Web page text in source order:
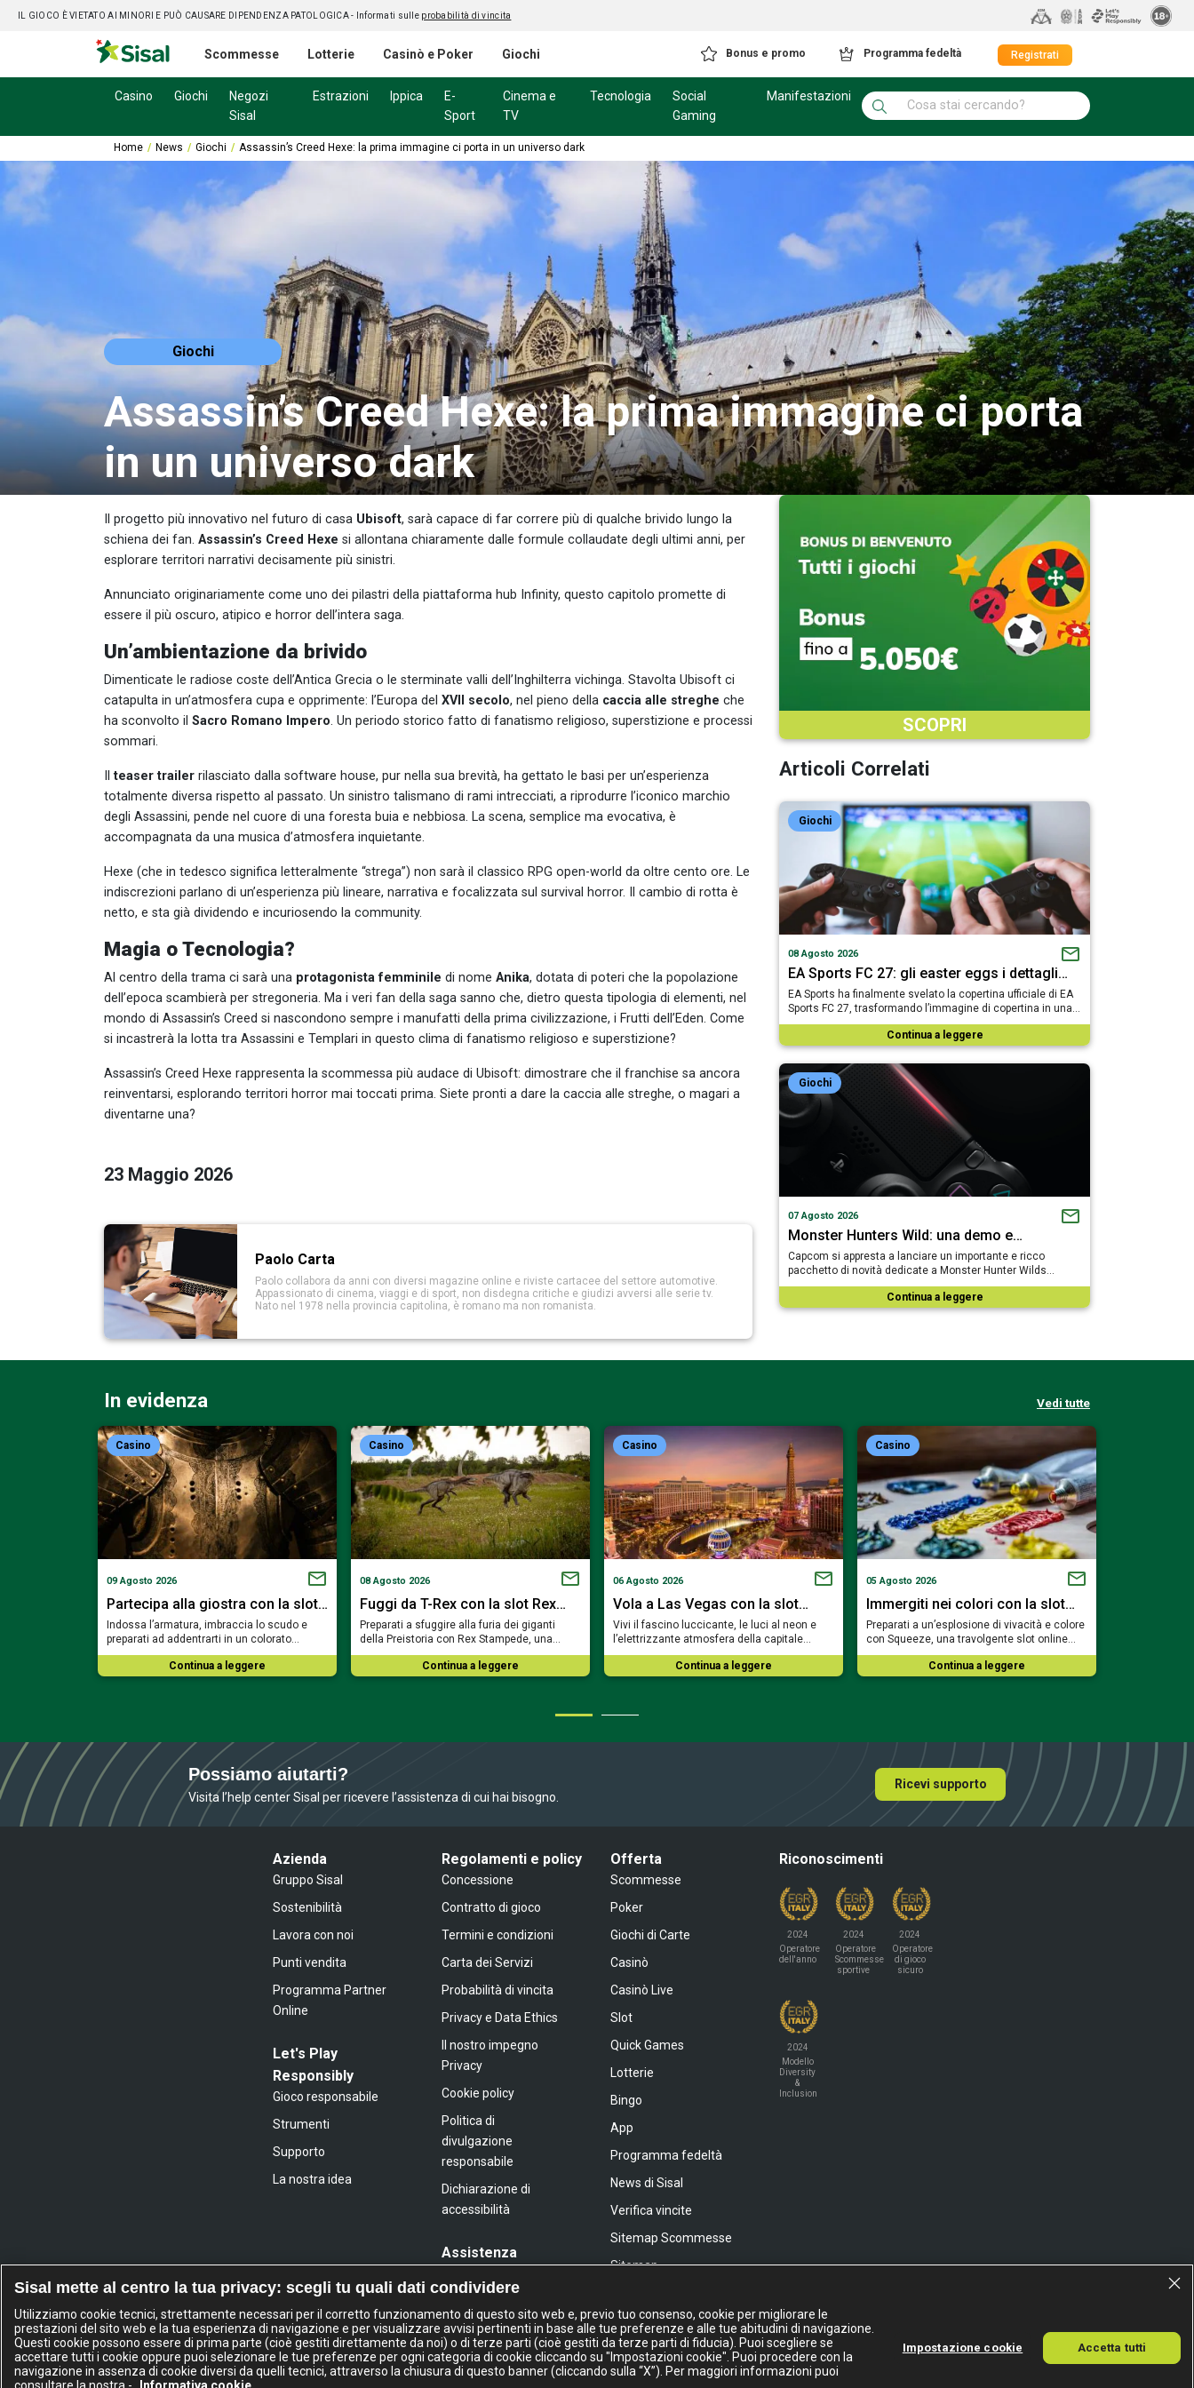
IL GIOCO È VIETATO AI MINORI E PUÒ CAUSARE DIPENDENZA PATOLOGICA - Informati sulle probabilità di vincita
Scommesse Lotterie Casinò e Poker Giochi Bonus e promo Programma fedeltà Registrati
Casino Giochi
Negozi
Sisal
Estrazioni Ippica
E-
Sport
Cinema e
TV
Tecnologia
Social
Gaming
Manifestazioni
Home News Giochi Assassin’s Creed Hexe: la prima immagine ci porta in un universo dark
Giochi
Assassin’s Creed Hexe: la prima immagine ci porta
in un universo dark
Il progetto più innovativo nel futuro di casa Ubisoft, sarà capace di far correre più di qualche brivido lungo la
schiena dei fan. Assassin’s Creed Hexe si allontana chiaramente dalle formule collaudate degli ultimi anni, per
esplorare territori narrativi decisamente più sinistri.
Annunciato originariamente come uno dei pilastri della piattaforma hub Infinity, questo capitolo promette di
essere il più oscuro, atipico e horror dell’intera saga.
Un’ambientazione da brivido
Dimenticate le radiose coste dell’Antica Grecia o le sterminate valli dell’Inghilterra vichinga. Stavolta Ubisoft ci
catapulta in un’atmosfera cupa e opprimente: l’Europa del XVII secolo, nel pieno della caccia alle streghe che
ha sconvolto il Sacro Romano Impero. Un periodo storico fatto di fanatismo religioso, superstizione e processi
sommari.
Ilteaser trailer rilasciato dalla software house, pur nella sua brevità, ha gettato le basi per un’esperienza
totalmente diversa rispetto al passato. Un sinistro talismano di rami intrecciati, a riprodurre l’iconico marchio
degli Assassini, pende nel cuore di una foresta buia e nebbiosa. La scena, semplice ma evocativa, è
accompagnata da una musica d’atmosfera inquietante.
Hexe (che in tedesco significa letteralmente “strega”) non sarà il classico RPG open-world da oltre cento ore. Le
indiscrezioni parlano di un’esperienza più lineare, narrativa e focalizzata sul survival horror. Il cambio di rotta è
netto, e sta già dividendo e incuriosendo la community.
Magia o Tecnologia?
Al centro della trama ci sarà una protagonista femminile di nome Anika, dotata di poteri che la popolazione
dell’epoca scambierà per stregoneria. Ma i veri fan della saga sanno che, dietro questa tipologia di elementi, nel
mondo di Assassin’s Creed si nascondono sempre i manufatti della prima civilizzazione, i Frutti dell’Eden. Come
si incastrerà la lotta tra Assassini e Templari in questo clima di fanatismo religioso e superstizione?
Assassin’s Creed Hexe rappresenta la scommessa più audace di Ubisoft: dimostrare che il franchise sa ancora
reinventarsi, esplorando territori horror mai toccati prima. Siete pronti a dare la caccia alle streghe, o magari a
diventarne una?
23 Maggio 2026
Paolo Carta
Paolo collabora da anni con diversi magazine online e riviste cartacee del settore automotive.
Appassionato di cinema, viaggi e di sport, non disdegna critiche e giudizi avversi alle serie tv.
Nato nel 1978 nella provincia capitolina, è romano ma non romanista.
SCOPRI
Articoli Correlati
Giochi
08 Agosto 2026
EA Sports FC 27: gli easter eggs i dettagli…
EA Sports ha finalmente svelato la copertina ufficiale di EA
Sports FC 27, trasformando l’immagine di copertina in una…
Continua a leggere
Giochi
07 Agosto 2026
Monster Hunters Wild: una demo e…
Capcom si appresta a lanciare un importante e ricco
pacchetto di novità dedicate a Monster Hunter Wilds…
Continua a leggere
In evidenza Vedi tutte
Casino
09 Agosto 2026
Partecipa alla giostra con la slot…
Indossa l’armatura, imbraccia lo scudo e
preparati ad addentrarti in un colorato…
Continua a leggere
Casino
08 Agosto 2026
Fuggi da T-Rex con la slot Rex…
Preparati a sfuggire alla furia dei giganti
della Preistoria con Rex Stampede, una…
Continua a leggere
Casino
06 Agosto 2026
Vola a Las Vegas con la slot…
Vivi il fascino luccicante, le luci al neon e
l’elettrizzante atmosfera della capitale…
Continua a leggere
Casino
05 Agosto 2026
Immergiti nei colori con la slot…
Preparati a un’esplosione di vivacità e colore
con Squeeze, una travolgente slot online…
Continua a leggere
Possiamo aiutarti?
Visita l’help center Sisal per ricevere l’assistenza di cui hai bisogno.
Ricevi supporto
Azienda
Gruppo Sisal
Sostenibilità
Lavora con noi
Punti vendita
Programma Partner
Online
Let's Play
Responsibly
Gioco responsabile
Strumenti
Supporto
La nostra idea
Regolamenti e policy
Concessione
Contratto di gioco
Termini e condizioni
Carta dei Servizi
Probabilità di vincita
Privacy e Data Ethics
Il nostro impegno
Privacy
Cookie policy
Politica di
divulgazione
responsabile
Dichiarazione di
accessibilità
Assistenza
Offerta
Scommesse
Poker
Giochi di Carte
Casinò
Casinò Live
Slot
Quick Games
Lotterie
Bingo
App
Programma fedeltà
News di Sisal
Verifica vincite
Sitemap Scommesse
Sitemap
Riconoscimenti
2024
Operatore
dell'anno
2024
Operatore
Scommesse
sportive
2024
Operatore
di gioco
sicuro
2024
Modello
Diversity
&
Inclusion
IL GIOCO È VIETATO AI MINORI
E PUÒ CAUSARE DIPENDENZA PATOLOGICA
Sisal Italia S.p.A. - Via Ugo Bassi 6, 20159 Milano - P.I. 02433760135 - Conc. GAD: 15155
Sisal mette al centro la tua privacy: scegli tu quali dati condividere
Utilizziamo cookie tecnici, strettamente necessari per il corretto funzionamento di questo sito web e, previo tuo consenso, cookie per migliorare le
prestazioni del sito web e la tua esperienza di navigazione e per visualizzare avvisi pertinenti in base alle tue preferenze e alle tue abitudini di navigazione.
Questi cookie possono essere di prima parte (cioè gestiti direttamente da noi) o di terze parti (cioè gestiti da terze parti di fiducia). Puoi scegliere se
accettare tutti i cookie oppure puoi selezionare le tue preferenze per ogni categoria di cookie cliccando su "Impostazioni cookie". Puoi procedere con la
navigazione in assenza di cookie diversi da quelli tecnici, attraverso la chiusura di questo banner (cliccando sulla “X”). Per maggiori informazioni puoi
Impostazione cookie Accetta tutti